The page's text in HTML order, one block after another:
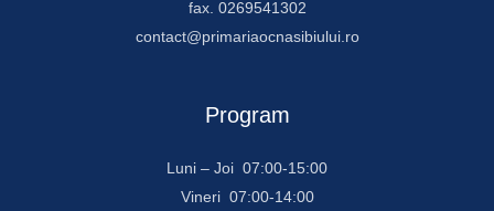
fax. 0269541302
contact@primariaocnasibiului.ro
Program
Luni – Joi 07:00-15:00
Vineri 07:00-14:00